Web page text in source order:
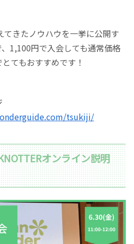
てきたノウハウを一挙に公開す
1,100円で入会しても通常価格
てもおすすめです！
tsukiji/
オンライン説明